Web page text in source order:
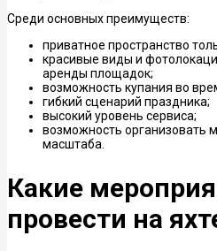
Среди основных преимуществ:
приватное пространство
красивые виды и
аренды площадок;
возможность купания во
гибкий сценарий праздника;
высокий уровень сервиса;
возможность организовать
масштаба.
Какие
провести на